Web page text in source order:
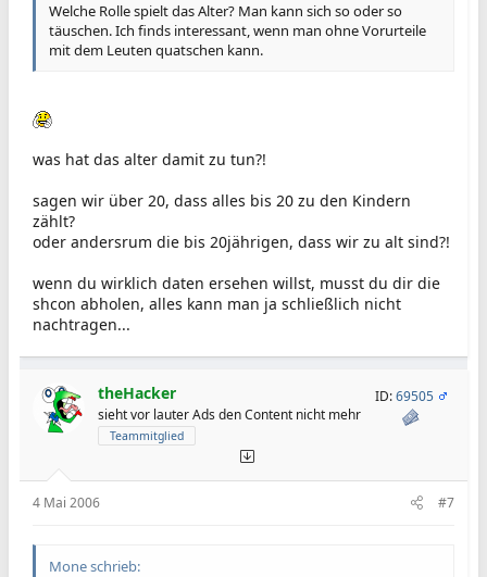
Welche Rolle spielt das Alter? Man kann sich so oder so
täuschen. Ich finds interessant, wenn man ohne Vorurteile
mit dem Leuten quatschen kann.
was hat das alter damit zu tun?!
sagen wir über 20, dass alles bis 20 zu den Kindern
zählt?
oder andersrum die bis 20jährigen, dass wir zu alt sind?!
wenn du wirklich daten ersehen willst, musst du dir die
shcon abholen, alles kann man ja schließlich nicht
nachtragen...
theHacker
sieht vor lauter Ads den Content nicht mehr
Teammitglied
ID:69505
4 Mai 2006 #7
Mone schrieb: